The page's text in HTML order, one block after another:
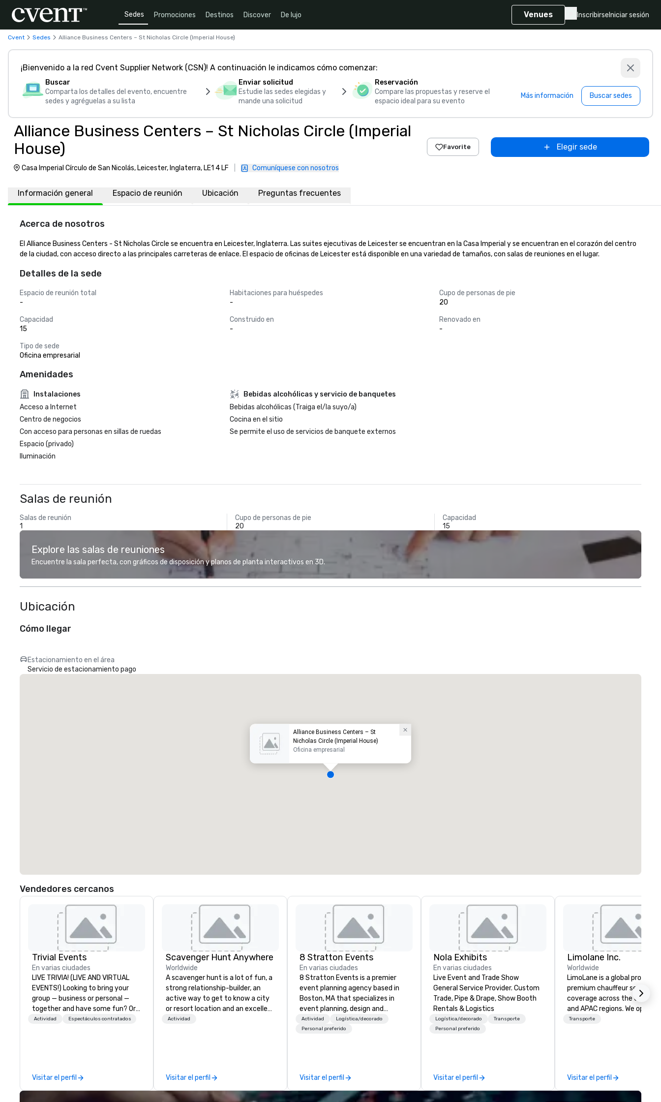
Sedes Promociones Destinos Discover De lujo Venues Inscribirse Iniciar sesión
Cvent Sedes Alliance Business Centers – St Nicholas Circle (Imperial House)
¡Bienvenido a la red Cvent Supplier Network (CSN)! A continuación le indicamos cómo comenzar:
Buscar
Comparta los detalles del evento, encuentre
sedes y agréguelas a su lista
Enviar solicitud
Estudie las sedes elegidas y
mande una solicitud
Reservación
Compare las propuestas y reserve el
espacio ideal para su evento
Más información Buscar sedes
Alliance Business Centers – St Nicholas Circle (Imperial
House)
Casa Imperial Círculo de San Nicolás, Leicester, Inglaterra, LE1 4 LF Comuníquese con nosotros
Favorite Elegir sede
Información general Espacio de reunión Ubicación Preguntas frecuentes
Acerca de nosotros
El Alliance Business Centers - St Nicholas Circle se encuentra en Leicester, Inglaterra. Las suites ejecutivas de Leicester se encuentran en la Casa Imperial y se encuentran en el corazón del centro
de la ciudad, con acceso directo a las principales carreteras de enlace. El espacio de oficinas de Leicester está disponible en una variedad de tamaños, con salas de reuniones en el lugar.
Detalles de la sede
Espacio de reunión total
-
Habitaciones para huéspedes
-
Cupo de personas de pie
20
Capacidad
15
Construido en
-
Renovado en
-
Tipo de sede
Oficina empresarial
Amenidades
Instalaciones
Acceso a Internet
Centro de negocios
Con acceso para personas en sillas de ruedas
Espacio (privado)
Iluminación
Bebidas alcohólicas y servicio de banquetes
Bebidas alcohólicas (Traiga el/la suyo/a)
Cocina en el sitio
Se permite el uso de servicios de banquete externos
Salas de reunión
Salas de reunión
1
Cupo de personas de pie
20
Capacidad
15
Explore las salas de reuniones
Encuentre la sala perfecta, con gráficos de disposición y planos de planta interactivos en 3D.
Ubicación
Cómo llegar
Estacionamiento en el área
Servicio de estacionamiento pago
Alliance Business Centers – St
Nicholas Circle (Imperial House)
Oficina empresarial
Vendedores cercanos
Trivial Events
En varias ciudades
LIVE TRIVIA! (LIVE AND VIRTUAL
EVENTS!) Looking to bring your
group — business or personal —
together and have some fun? Or
maybe there’s a special occasion
choose Trivial Events? • Our trivia
content specifically encourages
Actividad Espectáculos contratados
Visitar el perfil
Scavenger Hunt Anywhere
Worldwide
A scavenger hunt is a lot of fun, a
strong relationship-builder, an
active way to get to know a city
or resort location and an excellent
team building activity for your
problem-solving, creativity, time
management, prioritization and
Actividad
Visitar el perfil
8 Stratton Events
En varias ciudades
8 Stratton Events is a premier
event planning agency based in
Boston, MA that specializes in
event planning, design and
production. From intimate
gatherings to large-scale
offers inspiration, organization
and collaboration. Our clients span
Actividad
Logística/decorado
Personal preferido
Visitar el perfil
Nola Exhibits
En varias ciudades
Live Event and Trade Show
General Service Provider. Custom
Trade, Pipe & Drape, Show Booth
Rentals & Logistics
Logística/decorado
Transporte
Personal preferido
Visitar el perfil
Limolane Inc.
Worldwide
LimoLane is a global provider
premium chauffeur services
coverage across the USA,
and APAC regions. We operate
24/7, offering a seamless
businesses, events, and
individuals who require high-
Transporte
Visitar el perfil